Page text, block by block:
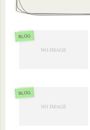
BLOG
BLOG